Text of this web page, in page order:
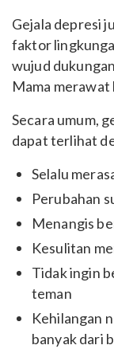
Gejala depresi
faktor
wujud
Mama merawat
Secara umum,
dapat terlihat
Selalu
Perubahan
Menangis
Kesulitan
Tidak ingin
teman
Kehilangan
banyak dari